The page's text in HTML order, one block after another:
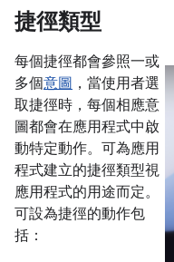
捷徑類型
每個捷徑都會參照一或
多個意圖 ，當使用者選
取捷徑時，每個相應意
圖都會在應用程式中啟
動特定動作。可為應用
程式建立的捷徑類型視
應用程式的用途而定。
可設為捷徑的動作包
括：